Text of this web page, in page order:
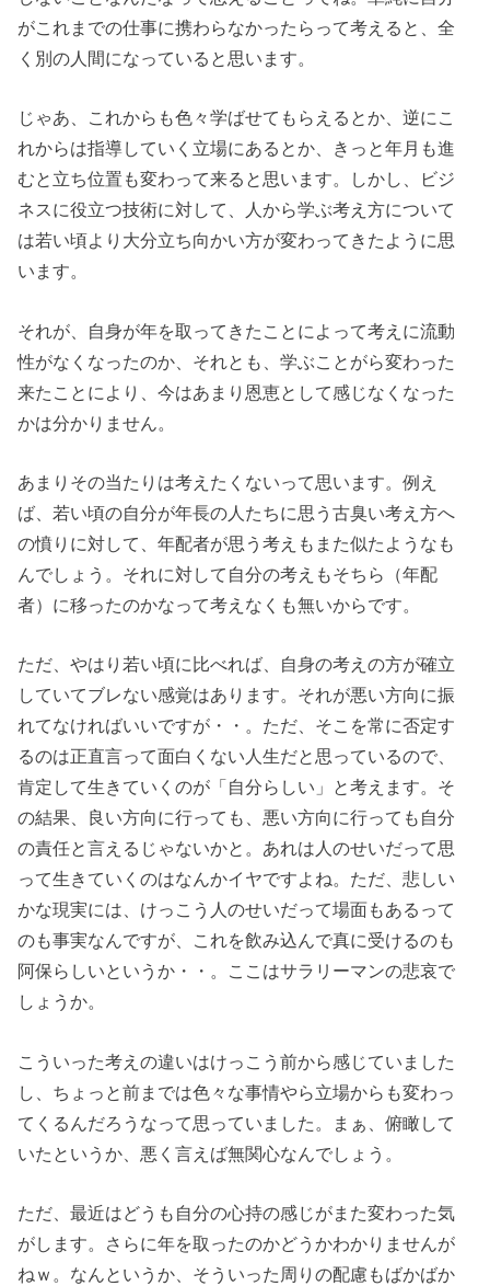
がこれまでの仕事に携わらなかったらって考えると、全
く別の人間になっていると思います。
じゃあ、これからも色々学ばせてもらえるとか、逆にこ
れからは指導していく立場にあるとか、きっと年月も進
むと立ち位置も変わって来ると思います。しかし、ビジ
ネスに役立つ技術に対して、人から学ぶ考え方について
は若い頃より大分立ち向かい方が変わってきたように思
います。
それが、自身が年を取ってきたことによって考えに流動
性がなくなったのか、それとも、学ぶことがら変わった
来たことにより、今はあまり恩恵として感じなくなった
かは分かりません。
あまりその当たりは考えたくないって思います。例え
ば、若い頃の自分が年長の人たちに思う古臭い考え方へ
の憤りに対して、年配者が思う考えもまた似たようなも
んでしょう。それに対して自分の考えもそちら（年配
者）に移ったのかなって考えなくも無いからです。
ただ、やはり若い頃に比べれば、自身の考えの方が確立
していてブレない感覚はあります。それが悪い方向に振
れてなければいいですが・・。ただ、そこを常に否定す
るのは正直言って面白くない人生だと思っているので、
肯定して生きていくのが「自分らしい」と考えます。そ
の結果、良い方向に行っても、悪い方向に行っても自分
の責任と言えるじゃないかと。あれは人のせいだって思
って生きていくのはなんかイヤですよね。ただ、悲しい
かな現実には、けっこう人のせいだって場面もあるって
のも事実なんですが、これを飲み込んで真に受けるのも
阿保らしいというか・・。ここはサラリーマンの悲哀で
しょうか。
こういった考えの違いはけっこう前から感じていました
し、ちょっと前までは色々な事情やら立場からも変わっ
てくるんだろうなって思っていました。まぁ、俯瞰して
いたというか、悪く言えば無関心なんでしょう。
ただ、最近はどうも自分の心持の感じがまた変わった気
がします。さらに年を取ったのかどうかわかりませんが
ねｗ。なんというか、そういった周りの配慮もばかばか